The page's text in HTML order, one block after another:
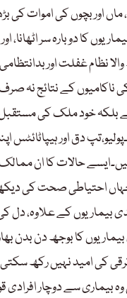
اور بچوں کی اموات کی
کا دوبارہ سر
والا نظام غفلت اور
ناکامیوں کے نتائج نہ
بلکہ خود ملک کی
دق اور ہیپاٹائٹس
حالات کا ان
احتیاطی صحت کی
کے علاوہ، دل
کا بوجھ دن بدن
کی امید نہیں رکھ
وہ بیماری سے دوچار